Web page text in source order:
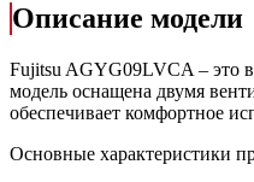
Описание модели
Fujitsu AGYG09LVCA – это
модель оснащена двумя
обеспечивает комфортное
Основные характеристики